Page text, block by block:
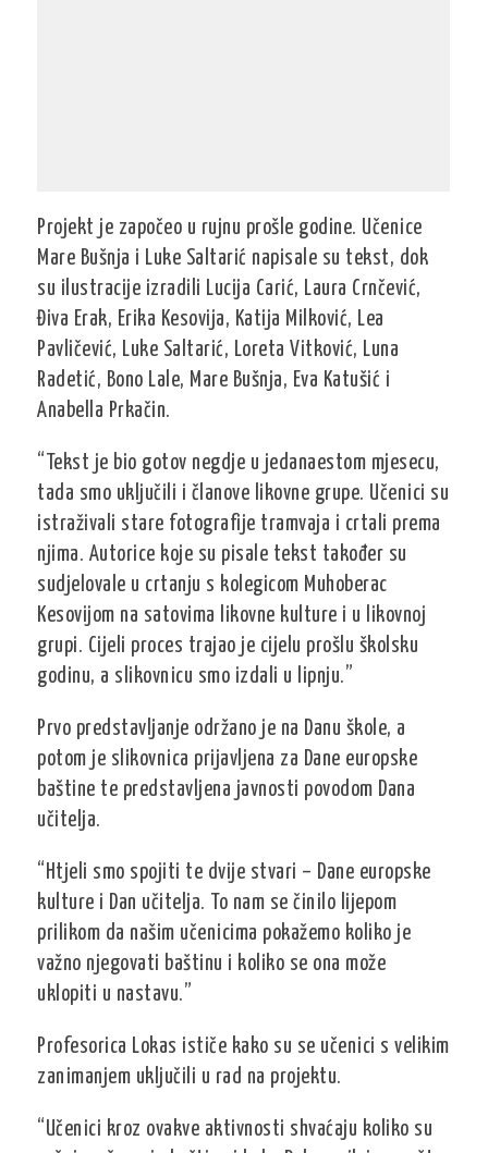
Projekt je započeo u rujnu prošle godine. Učenice
Mare Bušnja i Luke Saltarić napisale su tekst, dok
su ilustracije izradili Lucija Carić, Laura Crnčević,
Điva Erak, Erika Kesovija, Katija Milković, Lea
Pavličević, Luke Saltarić, Loreta Vitković, Luna
Radetić, Bono Lale, Mare Bušnja, Eva Katušić i
Anabella Prkačin.
“Tekst je bio gotov negdje u jedanaestom mjesecu,
tada smo uključili i članove likovne grupe. Učenici su
istraživali stare fotografije tramvaja i crtali prema
njima. Autorice koje su pisale tekst također su
sudjelovale u crtanju s kolegicom Muhoberac
Kesovijom na satovima likovne kulture i u likovnoj
grupi. Cijeli proces trajao je cijelu prošlu školsku
godinu, a slikovnicu smo izdali u lipnju.”
Prvo predstavljanje održano je na Danu škole, a
potom je slikovnica prijavljena za Dane europske
baštine te predstavljena javnosti povodom Dana
učitelja.
“Htjeli smo spojiti te dvije stvari – Dane europske
kulture i Dan učitelja. To nam se činilo lijepom
prilikom da našim učenicima pokažemo koliko je
važno njegovati baštinu i koliko se ona može
uklopiti u nastavu.”
Profesorica Lokas ističe kako su se učenici s velikim
zanimanjem uključili u rad na projektu.
“Učenici kroz ovakve aktivnosti shvaćaju koliko su